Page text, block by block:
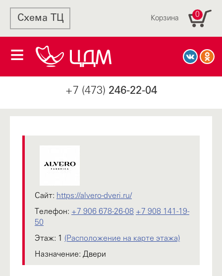
Схема ТЦ Корзина 0
+7 (473) 246-22-04
Сайт: https://alvero-dveri.ru/
Телефон: +7 906 678-26-08 +7 908 141-19-
50
Этаж: 1 (Расположение на карте этажа)
Назначение: Двери